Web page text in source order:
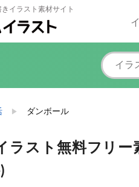
イラスト素材サイト
ダンボール
ラスト無料フリ